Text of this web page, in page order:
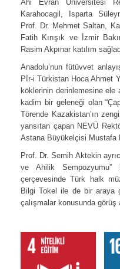
Ahi Evran Üniversitesi
Karahocagil, Isparta
Prof. Dr. Mehmet Saltan,
Fatih Kırışık ve İzmir
Rasim Akpınar katılım
Anadolu’nun fütüvvet
Pîr-i Türkistan Hoca Ahmet
köklerinin derinlemesine ele
kadim bir geleneği olan
Törende Kazakistan’ın
yansıtan çapan NEVÜ
Astana Büyükelçisi Mustafa
Prof. Dr. Semih Aktekin
ve Ahilik Sempozyumu”
çerçevesinde Türk halk
Bilgi Tokel ile de bir araya
çalışmalar konusunda görüş